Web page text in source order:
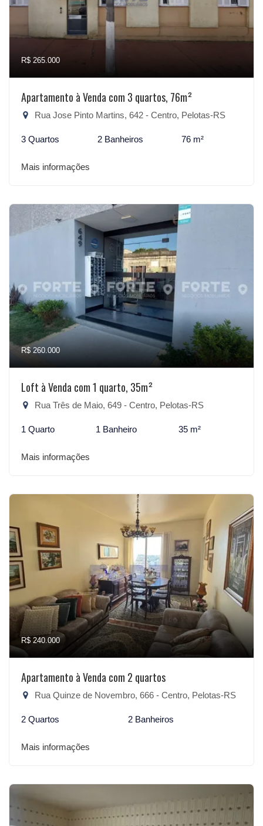
R$ 265.000
Apartamento à Venda com 3 quartos, 76m²
Rua Jose Pinto Martins, 642 - Centro, Pelotas-RS
3 Quartos 2 Banheiros 76 m²
Mais informações
R$ 260.000
Loft à Venda com 1 quarto, 35m²
Rua Três de Maio, 649 - Centro, Pelotas-RS
1 Quarto 1 Banheiro 35 m²
Mais informações
R$ 240.000
Apartamento à Venda com 2 quartos
Rua Quinze de Novembro, 666 - Centro, Pelotas-RS
2 Quartos 2 Banheiros
Mais informações